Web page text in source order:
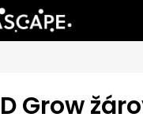
Grow